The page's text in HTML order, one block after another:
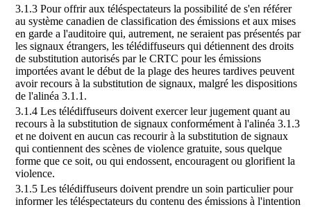
3.1.3 Pour offrir aux téléspectateurs la possibilité de s'en référer
au système canadien de classification des émissions et aux mises
en garde a l'auditoire qui, autrement, ne seraient pas présentés par
les signaux étrangers, les télédiffuseurs qui détiennent des droits
de substitution autorisés par le CRTC pour les émissions
importées avant le début de la plage des heures tardives peuvent
avoir recours à la substitution de signaux, malgré les dispositions
de l'alinéa 3.1.1.
3.1.4 Les télédiffuseurs doivent exercer leur jugement quant au
recours à la substitution de signaux conformément à l'alinéa 3.1.3
et ne doivent en aucun cas recourir à la substitution de signaux
qui contiennent des scènes de violence gratuite, sous quelque
forme que ce soit, ou qui endossent, encouragent ou glorifient la
violence.
3.1.5 Les télédiffuseurs doivent prendre un soin particulier pour
informer les téléspectateurs du contenu des émissions à l'intention